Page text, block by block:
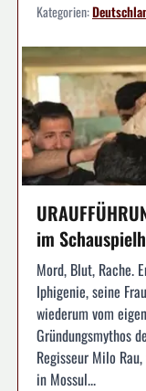
Kategorien:
im
Mord, Blut, Rache.
Iphigenie, seine
wiederum vom
Gründungsmythos
Regisseur Milo
in Mossul...